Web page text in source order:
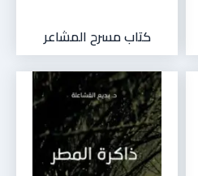
كتاب مسرح المشاعر